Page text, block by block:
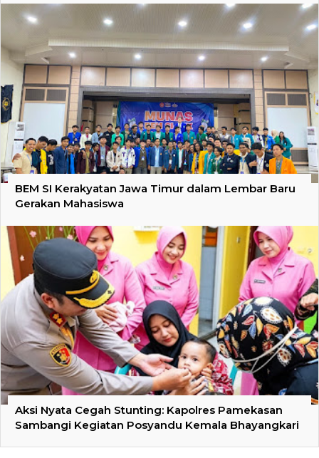
BEM SI Kerakyatan Jawa Timur dalam Lembar Baru
Gerakan Mahasiswa
Aksi Nyata Cegah Stunting: Kapolres Pamekasan
Sambangi Kegiatan Posyandu Kemala Bhayangkari